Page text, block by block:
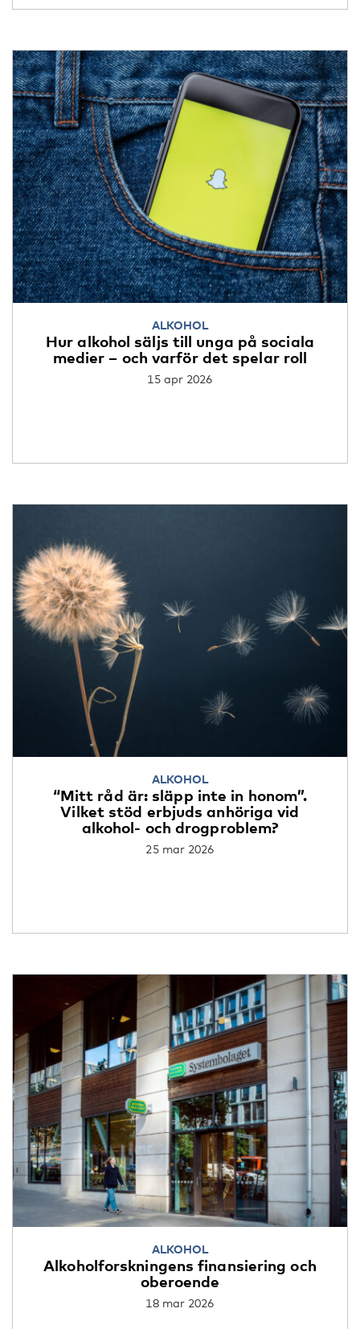
ALKOHOL
Hur alkohol säljs till unga på sociala
medier – och varför det spelar roll
15 apr 2026
ALKOHOL
“Mitt råd är: släpp inte in honom”.
Vilket stöd erbjuds anhöriga vid
alkohol- och drogproblem?
25 mar 2026
ALKOHOL
Alkoholforskningens finansiering och
oberoende
18 mar 2026